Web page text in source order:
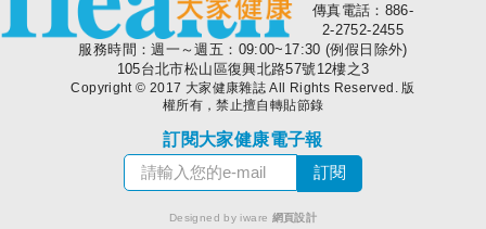
傳真電話：886-
2-2752-2455
服務時間：週一～週五：09:00~17:30 (例假日除外)
105台北市松山區復興北路57號12樓之3
Copyright © 2017 大家健康雜誌 All Rights Reserved. 版
權所有，禁止擅自轉貼節錄
訂閱大家健康電子報
Designed by iware 網頁設計